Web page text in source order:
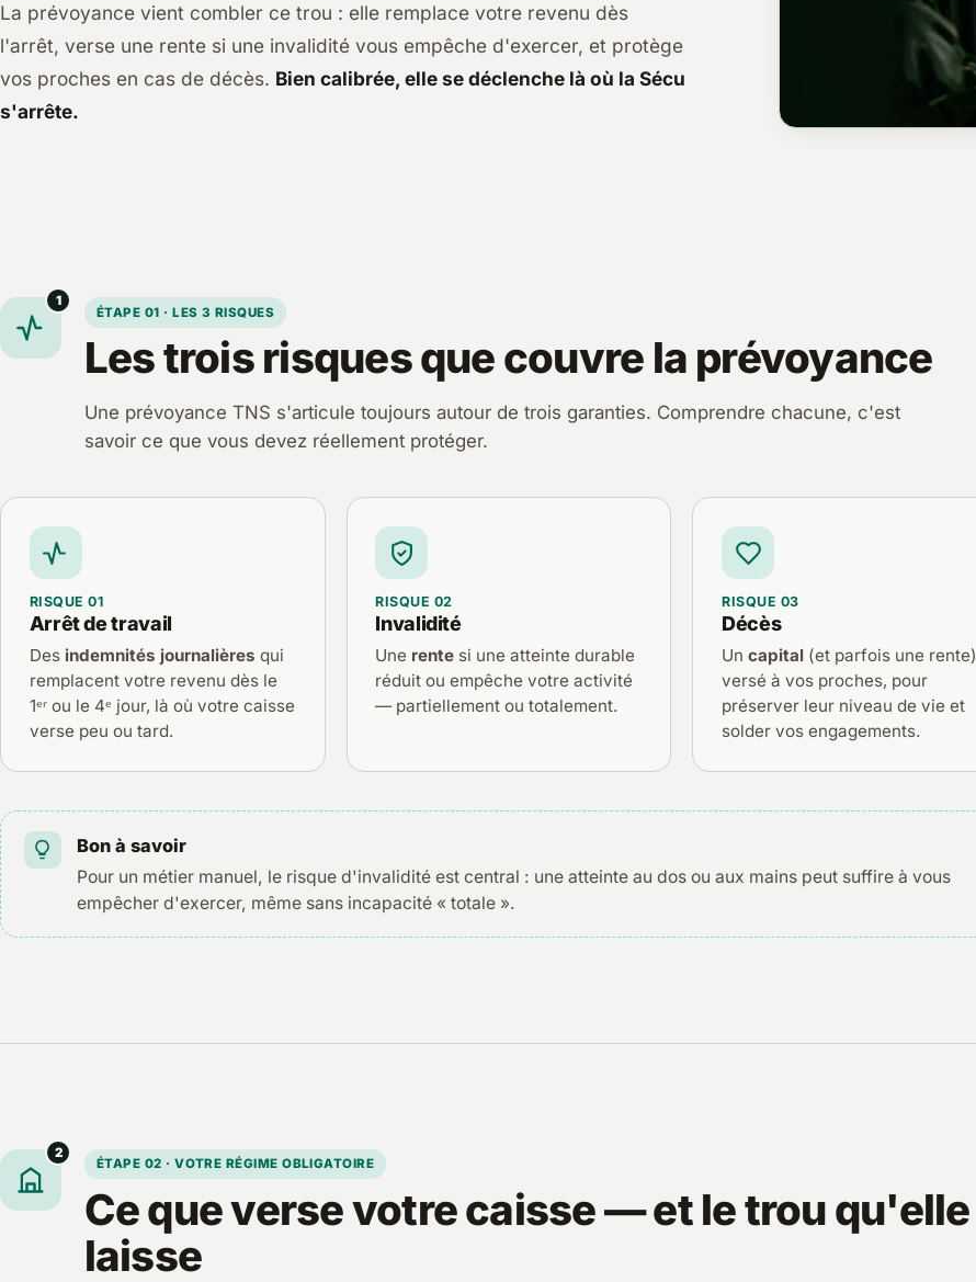
La prévoyance vient combler ce trou : elle remplace votre revenu dès
l'arrêt, verse une rente si une invalidité vous empêche d'exercer, et protège
vos proches en cas de décès. Bien calibrée, elle se déclenche là où la Sécu
s'arrête.
1
ÉTAPE 01 · LES 3 RISQUES
Les trois risques que couvre la prévoyance
Une prévoyance TNS s'articule toujours autour de trois garanties. Comprendre chacune, c'est
savoir ce que vous devez réellement protéger.
RISQUE 01
Arrêt de travail
Des indemnités journalières qui
remplacent votre revenu dès le
1ᵉʳ ou le 4ᵉ jour, là où votre caisse
verse peu ou tard.
RISQUE 02
Invalidité
Une rente si une atteinte durable
réduit ou empêche votre activité
— partiellement ou totalement.
RISQUE 03
Décès
Uncapital (et parfois une rente)
versé à vos proches, pour
préserver leur niveau de vie et
solder vos engagements.
Bon à savoir
Pour un métier manuel, le risque d'invalidité est central : une atteinte au dos ou aux mains peut suffire à vous
empêcher d'exercer, même sans incapacité « totale ».
2
ÉTAPE 02 · VOTRE RÉGIME OBLIGATOIRE
Ce que verse votre caisse — et le trou qu'elle
laisse